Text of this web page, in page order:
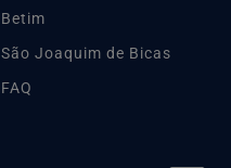
Betim
São Joaquim de Bicas
FAQ